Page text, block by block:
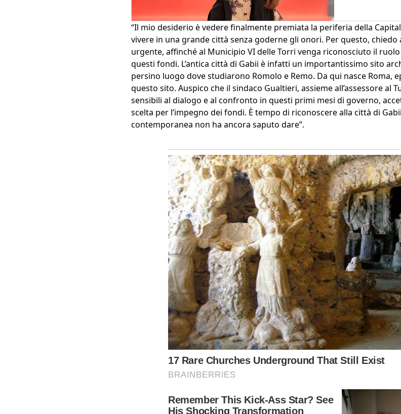
“Il mio desiderio è vedere finalmente premiata la periferia della
vivere in una grande città senza goderne gli onori. Per questo,
urgente, affinché al Municipio VI delle Torri venga riconosciuto il
questi fondi. L’antica città di Gabii è infatti un importantissimo sito
persino luogo dove studiarono Romolo e Remo. Da qui nasce Roma,
questo sito. Auspico che il sindaco Gualtieri, assieme all’assessore al
sensibili al dialogo e al confronto in questi primi mesi di governo,
scelta per l’impegno dei fondi. È tempo di riconoscere alla città di
contemporanea non ha ancora saputo dare”.